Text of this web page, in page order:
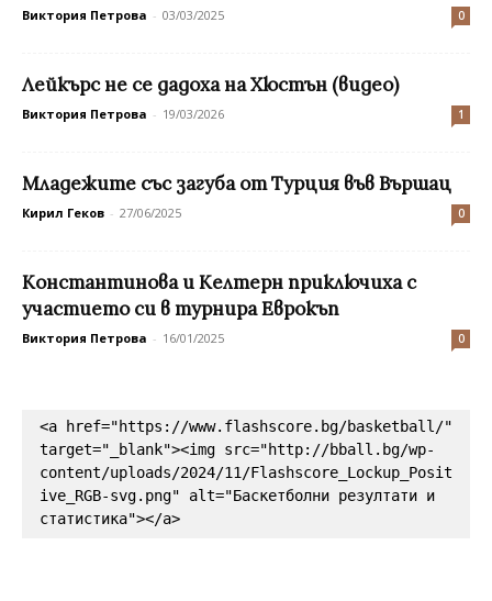
Виктория Петрова - 03/03/2025 0
Лейкърс не се дадоха на Хюстън (видео)
Виктория Петрова - 19/03/2026 1
Младежите със загуба от Турция във Вършац
Кирил Геков - 27/06/2025 0
Константинова и Келтерн приключиха с
участието си в турнира Еврокъп
Виктория Петрова - 16/01/2025 0
<a href="https://www.flashscore.bg/basketball/"
target="_blank"><img src="http://bball.bg/wp-
content/uploads/2024/11/Flashscore_Lockup_Posit
ive_RGB-svg.png" alt="Баскетболни резултати и
статистика"></a>